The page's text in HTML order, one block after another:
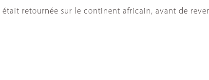
retournée sur le continent africain, avant de